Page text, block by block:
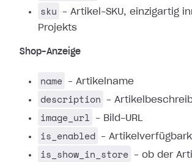
sku
– Artikel-SKU, einzigartig
Projekts
Shop-Anzeige
name – Artikelname
description –
image_url – Bild-URL
is_enabled –
is_show_in_store
– ob der